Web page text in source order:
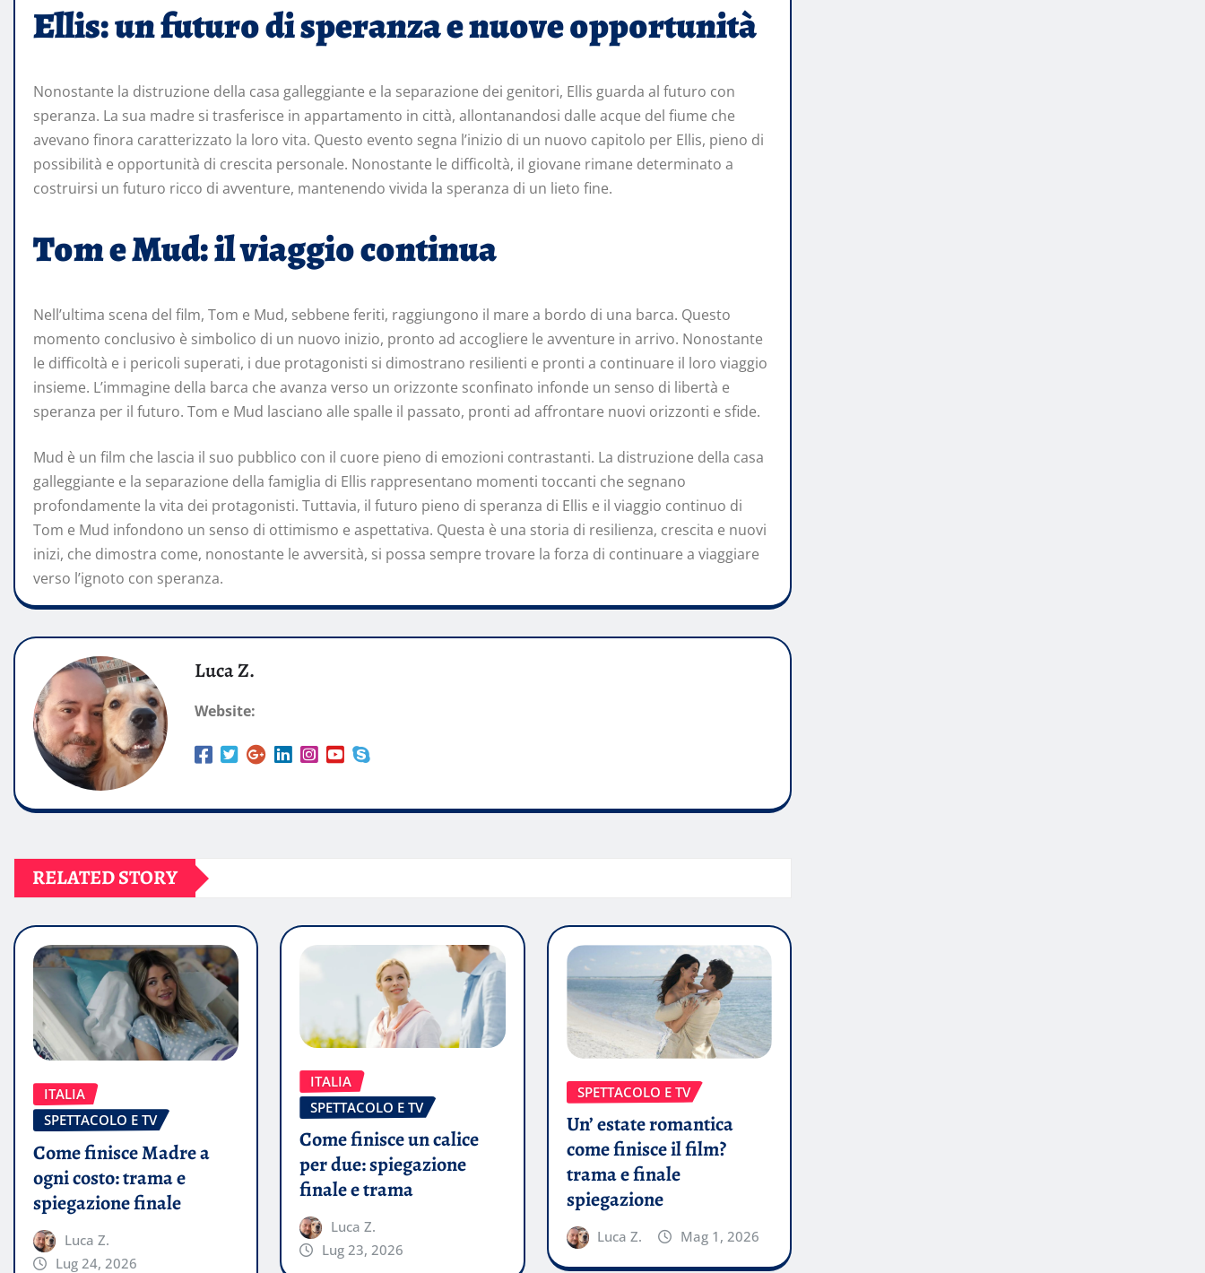
Ellis: un futuro di speranza e nuove opportunità
Nonostante la distruzione della casa galleggiante e la separazione dei genitori, Ellis guarda al futuro con
speranza. La sua madre si trasferisce in appartamento in città, allontanandosi dalle acque del fiume che
avevano finora caratterizzato la loro vita. Questo evento segna l’inizio di un nuovo capitolo per Ellis, pieno di
possibilità e opportunità di crescita personale. Nonostante le difficoltà, il giovane rimane determinato a
costruirsi un futuro ricco di avventure, mantenendo vivida la speranza di un lieto fine.
Tom e Mud: il viaggio continua
Nell’ultima scena del film, Tom e Mud, sebbene feriti, raggiungono il mare a bordo di una barca. Questo
momento conclusivo è simbolico di un nuovo inizio, pronto ad accogliere le avventure in arrivo. Nonostante
le difficoltà e i pericoli superati, i due protagonisti si dimostrano resilienti e pronti a continuare il loro viaggio
insieme. L’immagine della barca che avanza verso un orizzonte sconfinato infonde un senso di libertà e
speranza per il futuro. Tom e Mud lasciano alle spalle il passato, pronti ad affrontare nuovi orizzonti e sfide.
Mud è un film che lascia il suo pubblico con il cuore pieno di emozioni contrastanti. La distruzione della casa
galleggiante e la separazione della famiglia di Ellis rappresentano momenti toccanti che segnano
profondamente la vita dei protagonisti. Tuttavia, il futuro pieno di speranza di Ellis e il viaggio continuo di
Tom e Mud infondono un senso di ottimismo e aspettativa. Questa è una storia di resilienza, crescita e nuovi
inizi, che dimostra come, nonostante le avversità, si possa sempre trovare la forza di continuare a viaggiare
verso l’ignoto con speranza.
Luca Z.
Website:
RELATED STORY
ITALIA
SPETTACOLO E TV
Come finisce Madre a
ogni costo: trama e
spiegazione finale
Luca Z.
Lug 24, 2026
ITALIA
SPETTACOLO E TV
Come finisce un calice
per due: spiegazione
finale e trama
Luca Z.
Lug 23, 2026
SPETTACOLO E TV
Un’ estate romantica
come finisce il film?
trama e finale
spiegazione
Luca Z. Mag 1, 2026